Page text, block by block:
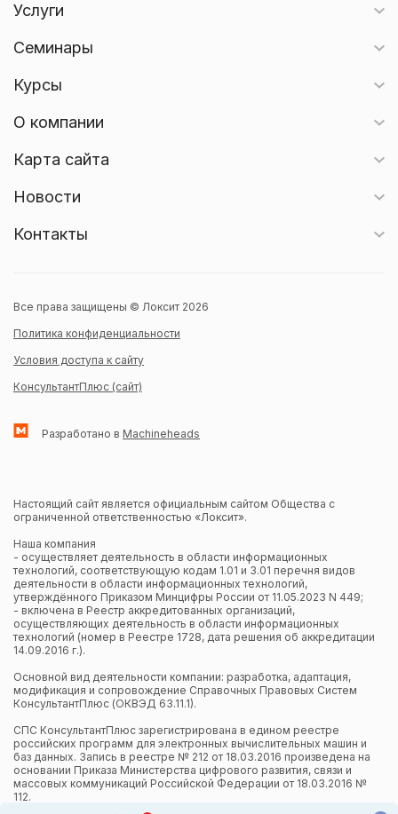
Услуги
Семинары
Курсы
О компании
Карта сайта
Новости
Контакты
Все права защищены © Локсит 2026
Политика конфиденциальности
Условия доступа к сайту
КонсультантПлюс (сайт)
Разработано в Machineheads
Настоящий сайт является официальным сайтом Общества с
ограниченной ответственностью «Локсит».
Наша компания
- осуществляет деятельность в области информационных
технологий, соответствующую кодам 1.01 и 3.01 перечня видов
деятельности в области информационных технологий,
утверждённого Приказом Минцифры России от 11.05.2023 N 449;
- включена в Реестр аккредитованных организаций,
осуществляющих деятельность в области информационных
технологий (номер в Реестре 1728, дата решения об аккредитации
14.09.2016 г.).
Основной вид деятельности компании: разработка, адаптация,
модификация и сопровождение Справочных Правовых Систем
КонсультантПлюс (ОКВЭД 63.11.1).
СПС КонсультантПлюс зарегистрирована в едином реестре
российских программ для электронных вычислительных машин и
баз данных. Запись в реестре № 212 от 18.03.2016 произведена на
основании Приказа Министерства цифрового развития, связи и
массовых коммуникаций Российской Федерации от 18.03.2016 №
112.